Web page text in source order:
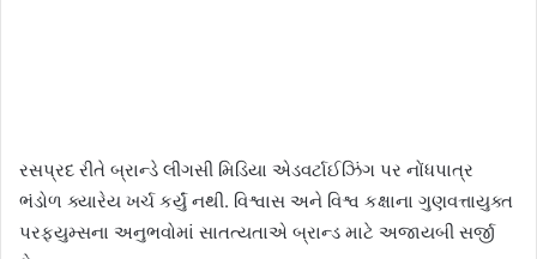
રસપ્રદ રીતે બ્રાન્ડે લીગસી મિડિયા એડવર્ટાઈઝિંગ પર નોંધપાત્ર
ભંડોળ ક્યારેય ખર્ચ કર્યું નથી. વિશ્વાસ અને વિશ્વ કક્ષાના ગુણવત્તાયુક્ત
પરફયુમ્સના અનુભવોમાં સાતત્યતાએ બ્રાન્ડ માટે અજાયબી સર્જી